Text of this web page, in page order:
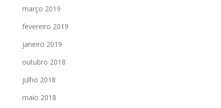
março 2019
fevereiro 2019
janeiro 2019
outubro 2018
julho 2018
maio 2018